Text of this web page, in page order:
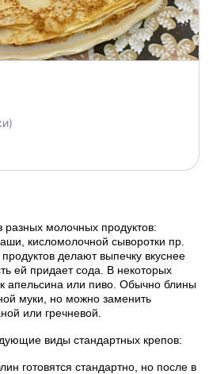
разных молочных продуктов:
кисломолочной сыворотки пр.
делают выпечку вкуснее
ей придает сода. В некоторых
апельсина или пиво. Обычно блины
муки, но можно заменить
или гречневой.
виды стандартных крепов:
готовятся стандартно, но после в